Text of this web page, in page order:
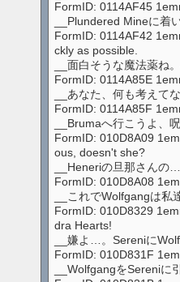
FormID: 0114AF45
__Plundered Mineに着
FormID: 0114AF42
ckly as possible.
__面白そうな魔法薬ね
FormID: 0114A85E
__あなた、何も考えて
FormID: 0114A85F
__Brumaへ行こうよ、
FormID: 010D8A09
ous, doesn't she?
__Heneriの旦那さんの
FormID: 010D8A08
__これでWolfgangは
FormID: 010D8329
dra Hearts!
__嫌よ…。Sereniに
FormID: 010D831F
__WolfgangをSereniに